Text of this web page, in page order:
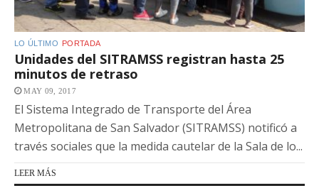
LO ÚLTIMO PORTADA
Unidades del SITRAMSS registran hasta 25
minutos de retraso
MAY 09, 2017
El Sistema Integrado de Transporte del Área
Metropolitana de San Salvador (SITRAMSS) notificó a
través sociales que la medida cautelar de la Sala de lo...
LEER MÁS